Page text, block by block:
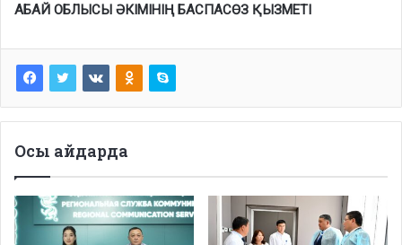
АБАЙ ОБЛЫСЫ ӘКІМІНІҢ БАСПАСӨЗ ҚЫЗМЕТІ
Осы айдарда